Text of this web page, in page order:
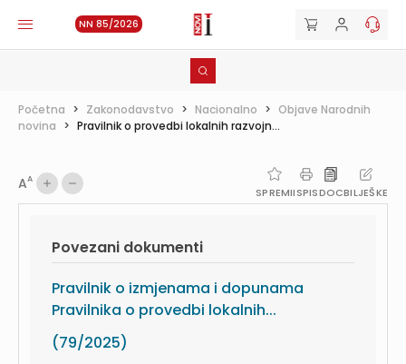
NN 85/2026
Početna > Zakonodavstvo > Nacionalno > Objave Narodnih
novina > Pravilnik o provedbi lokalnih razvojn...
AA
SPREMIISPISDOCBILJEŠKE
Povezani dokumenti
Pravilnik o izmjenama i dopunama
Pravilnika o provedbi lokalnih...
(79/2025)